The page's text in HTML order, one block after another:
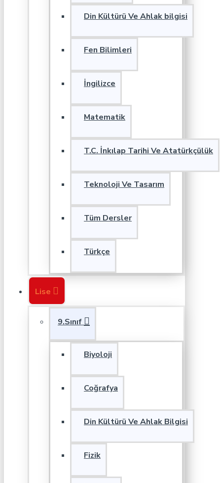
Din Kültürü Ve Ahlak bilgisi
Fen Bilimleri
İngilizce
Matematik
T.C. İnkılap Tarihi Ve Atatürkçülük
Teknoloji Ve Tasarım
Tüm Dersler
Türkçe
Lise
9.Sınıf
Biyoloji
Coğrafya
Din Kültürü Ve Ahlak Bilgisi
Fizik